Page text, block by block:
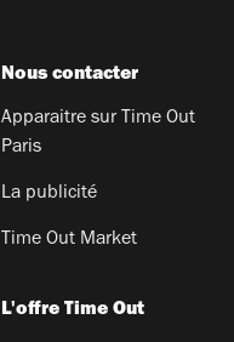
Nous contacter
Apparaitre sur Time Out
Paris
La publicité
Time Out Market
L'offre Time Out